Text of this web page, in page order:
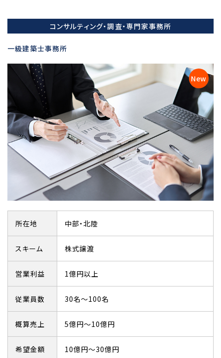
コンサルティング・調査・専門家事務所
一級建築士事務所
所在地 中部・北陸
スキーム 株式譲渡
営業利益 1億円以上
従業員数 30名～100名
概算売上 5億円～10億円
希望金額 10億円～30億円